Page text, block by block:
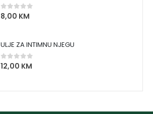
0 out of 5
8,00 KM
ULJE ZA INTIMNU NJEGU
0out of 5
12,00 KM